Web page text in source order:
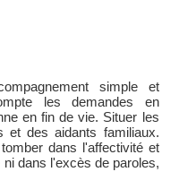
simple et
les demandes en
en fin de vie. Situer les
et des aidants familiaux.
dans l'affectivité et
dans l'excès de paroles,